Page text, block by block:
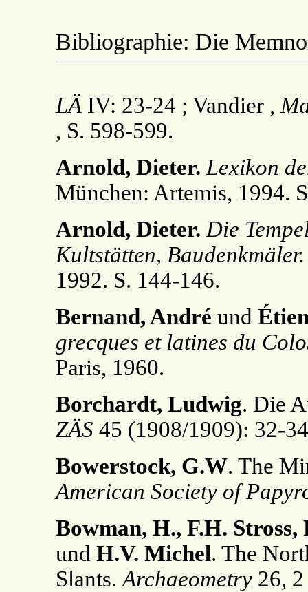
Bibliographie: Die
LÄ IV: 23-24 ; Vandier ,
, S. 598-599.
Arnold, Dieter. Lexikon
München: Artemis, 1994.
Arnold, Dieter. Die
Kultstätten, Baudenkmäler.
1992. S. 144-146.
Bernand, André und
grecques et latines du
Paris, 1960.
Borchardt, Ludwig. Die
ZÄS 45 (1908/1909): 32-
Bowerstock, G.W. The
American Society of
Bowman, H., F.H.
und H.V. Michel. The
Slants.Archaeometry26, 2